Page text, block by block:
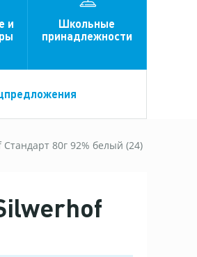
и
Школьные
принадлежности
80г 92% белый (24)